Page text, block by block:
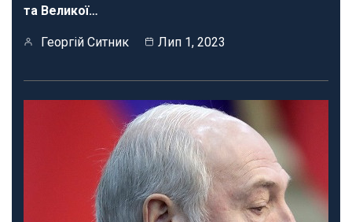
та Великої…
Георгій Ситник Лип 1, 2023